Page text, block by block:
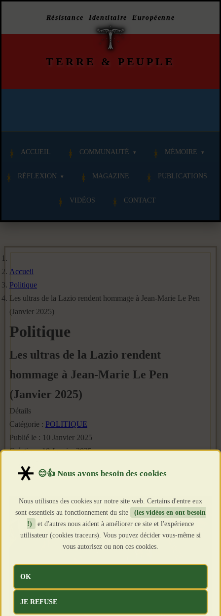
Résistance Identitaire Européenne
TERRE & PEUPLE
ACCUEIL COMMUNAUTÉ MÉMOIRE
RÉFLEXION MAGAZINE PUBLICATIONS
VIDÉOS CONTACT
Accueil
Politique
Les ultras de la Lazio rendent hommage à Jean-Marie Le Pen
(Janvier 2025)
Politique
Les ultras de la Lazio rendent
hommage à Jean-Marie Le Pen
(Janvier 2025)
Détails
Catégorie : POLITIQUE
Publié le : 10 Janvier 2025
Création : 10 Janvier 2025
Clics : 1552
Nous utilisons des cookies sur notre site web. Certains d'entre eux
sont essentiels au fonctionnement du site
(les vidéos en ont besoin
!)
et d'autres nous aident à améliorer ce site et l'expérience
utilisateur (cookies traceurs). Vous pouvez décider vous-même si
vous autorisez ou non ces cookies.
OK
JE REFUSE